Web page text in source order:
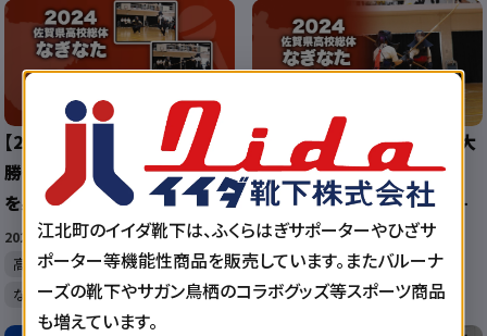
【2024 佐賀 総体 なぎなた 優
勝インタビュー】団体戦で優勝
を果たした牛津高の大谷選手
にインタビュー！
2024/6/4 6:00:05
高校総体
牛津高校
なぎなた
【2024 佐賀 総体 なぎなた 大
会結果】団体は牛津高校が1
位！個人は佐賀東の高島選手
が1位！
2024/6/1 6:52:04
高校総体
牛津高校
佐賀東高校
なぎなた
江北町のイイダ靴下は、ふくらはぎサポーターやひざサ
ポーター等機能性商品を販売しています。またバルーナ
ーズの靴下やサガン鳥栖のコラボグッズ等スポーツ商品
も増えています。